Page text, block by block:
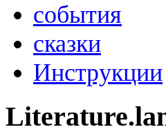
события
сказки
Инструкции